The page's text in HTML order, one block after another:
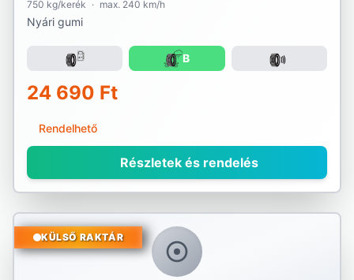
750 kg/kerék · max. 240 km/h
Nyári gumi
B
24 690 Ft
Rendelhető
Részletek és rendelés
KÜLSŐ RAKTÁR